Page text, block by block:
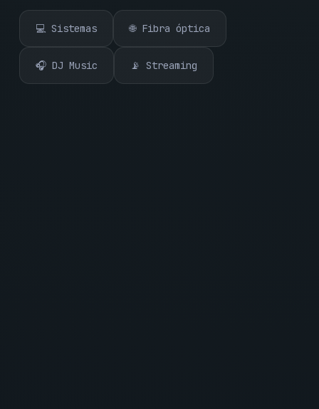
💻 Sistemas 🌐 Fibra óptica
🎧 DJ Music 📡 Streaming